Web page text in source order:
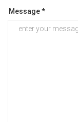
Message *